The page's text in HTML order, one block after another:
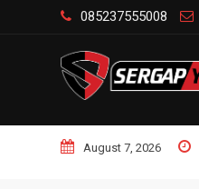
085237555008
August 7, 2026